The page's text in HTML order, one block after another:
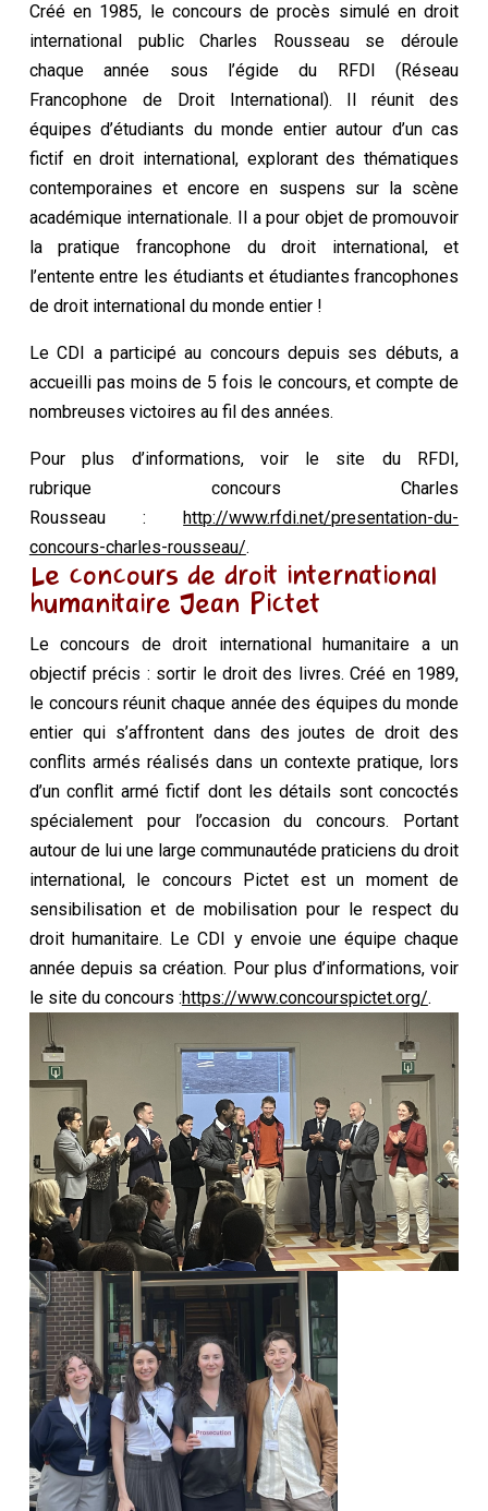
Créé en 1985, le concours de procès simulé en droit
international public Charles Rousseau se déroule
chaque année sous l’égide du RFDI (Réseau
Francophone de Droit International). Il réunit des
équipes d’étudiants du monde entier autour d’un cas
fictif en droit international, explorant des thématiques
contemporaines et encore en suspens sur la scène
académique internationale. Il a pour objet de promouvoir
la pratique francophone du droit international, et
l’entente entre les étudiants et étudiantes francophones
de droit international du monde entier !
Le CDI a participé au concours depuis ses débuts, a
accueilli pas moins de 5 fois le concours, et compte de
nombreuses victoires au fil des années.
Pour plus d’informations, voir le site du RFDI,
rubrique
concours
Charles
Rousseau :
http://www.rfdi.net/presentation-du-
concours-charles-rousseau/.
Le concours de droit international
humanitaire Jean Pictet
Le concours de droit international humanitaire a un
objectif précis : sortir le droit des livres. Créé en 1989,
le concours réunit chaque année des équipes du monde
entier qui s’affrontent dans des joutes de droit des
conflits armés réalisés dans un contexte pratique, lors
d’un conflit armé fictif dont les détails sont concoctés
spécialement pour l’occasion du concours. Portant
autour de lui une large communautéde praticiens du droit
international, le concours Pictet est un moment de
sensibilisation et de mobilisation pour le respect du
droit humanitaire. Le CDI y envoie une équipe chaque
année depuis sa création. Pour plus d’informations, voir
le site du concours :https://www.concourspictet.org/.